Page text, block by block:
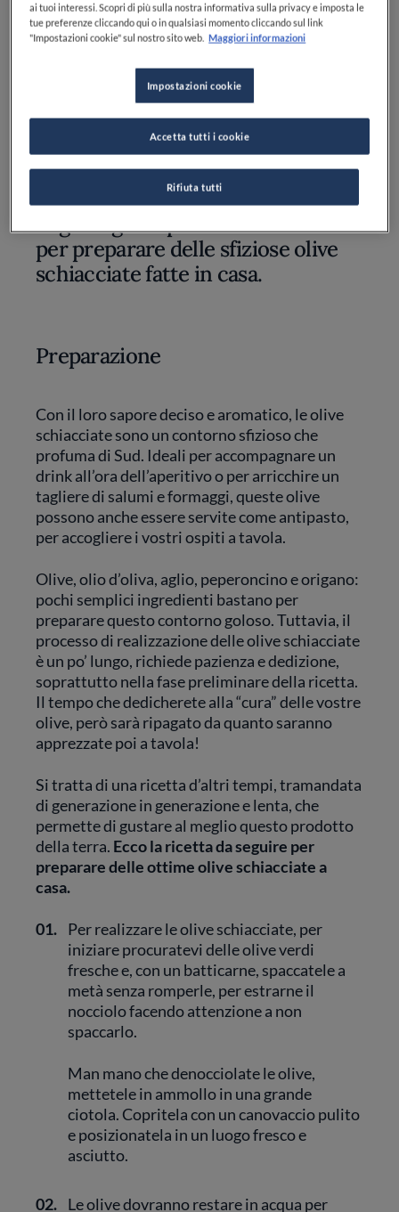
Origano: q.b.
Pepe: q.b.
Seguite gli step della nostra ricetta
per preparare delle sfiziose olive
schiacciate fatte in casa.
Preparazione
Con il loro sapore deciso e aromatico, le olive
schiacciate sono un contorno sfizioso che
profuma di Sud. Ideali per accompagnare un
drink all’ora dell’aperitivo o per arricchire un
tagliere di salumi e formaggi, queste olive
possono anche essere servite come antipasto,
per accogliere i vostri ospiti a tavola.
Olive, olio d’oliva, aglio, peperoncino e origano:
pochi semplici ingredienti bastano per
preparare questo contorno goloso. Tuttavia, il
processo di realizzazione delle olive schiacciate
è un po’ lungo, richiede pazienza e dedizione,
soprattutto nella fase preliminare della ricetta.
Il tempo che dedicherete alla “cura” delle vostre
olive, però sarà ripagato da quanto saranno
apprezzate poi a tavola!
Si tratta di una ricetta d’altri tempi, tramandata
di generazione in generazione e lenta, che
permette di gustare al meglio questo prodotto
della terra. Ecco la ricetta da seguire per
preparare delle ottime olive schiacciate a
casa.
01. Per realizzare le olive schiacciate, per
iniziare procuratevi delle olive verdi
fresche e, con un batticarne, spaccatele a
metà senza romperle, per estrarne il
nocciolo facendo attenzione a non
spaccarlo.
Man mano che denocciolate le olive,
mettetele in ammollo in una grande
ciotola. Copritela con un canovaccio pulito
e posizionatela in un luogo fresco e
asciutto.
02. Le olive dovranno restare in acqua per
ai tuoi interessi. Scopri di più sulla nostra informativa sulla privacy e imposta le
tue preferenze cliccando qui o in qualsiasi momento cliccando sul link
"Impostazioni cookie" sul nostro sito web. Maggiori informazioni
Impostazioni cookie
Rifiuta tutti
Accetta tutti i cookie